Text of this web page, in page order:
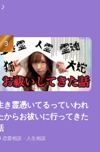
き霊憑いてるっていわれ
からお祓いに行ってきた
恋愛相談・人生相談